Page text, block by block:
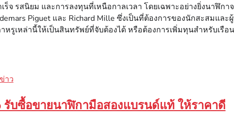
ร็จ รสนิยม และการลงทุนที่เหนือกาลเวลา โดยเฉพาะอย่างยิ่งนาฬิก
Piguet และ Richard Mille ซึ่งเป็นที่ต้องการของนักสะสม
หรูเหล่านี้ให้เป็นสินทรัพย์ที่จับต้องได้ หรือต้องการเพิ่มทุนสำหรับเรือ
ข่าว
รับซื้อขายนาฬิกามือสองแบรนด์แท้ ให้ราคาดี